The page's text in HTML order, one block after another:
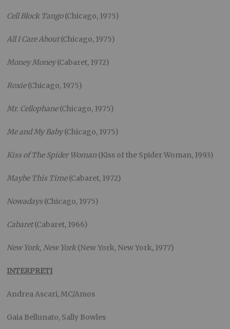
Cell Block Tango(Chicago, 1975)
All I Care About(Chicago, 1975)
Money Money(Cabaret, 1972)
Roxie(Chicago, 1975)
Mr. Cellophane(Chicago, 1975)
Me and My Baby(Chicago, 1975)
Kiss of The Spider Woman(Kiss of the Spider Woman, 1993)
Maybe This Time(Cabaret, 1972)
Nowadays(Chicago, 1975)
Cabaret(Cabaret, 1966)
New York, New York(New York, New York, 1977)
INTERPRETI
Andrea Ascari, MC/Amos
Gaia Bellunato, Sally Bowles